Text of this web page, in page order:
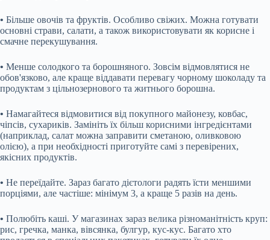
• Більше овочів та фруктів. Особливо свіжих. Можна готувати
основні страви, салати, а також використовувати як корисне і
смачне перекушування.
• Менше солодкого та борошняного. Зовсім відмовлятися не
обов'язково, але краще віддавати перевагу чорному шоколаду та
продуктам з цільнозернового та житнього борошна.
• Намагайтеся відмовитися від покупного майонезу, ковбас,
чіпсів, сухариків. Замініть їх більш корисними інгредієнтами
(наприклад, салат можна заправити сметаною, оливковою
олією), а при необхідності приготуйте самі з перевірених,
якісних продуктів.
• Не переїдайте. Зараз багато дієтологи радять їсти меншими
порціями, але частіше: мінімум 3, а краще 5 разів на день.
• Полюбіть каші. У магазинах зараз велика різноманітність круп:
рис, гречка, манка, вівсянка, булгур, кус-кус. Багато хто